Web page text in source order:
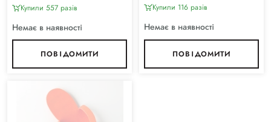
Купили 557 разiв
Немає в наявності
ПОВІДОМИТИ
Купили 116 разiв
Немає в наявності
ПОВІДОМИТИ